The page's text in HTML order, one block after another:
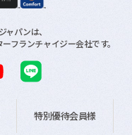
パンは、
フランチャイジー会社です。
特別優待会員様